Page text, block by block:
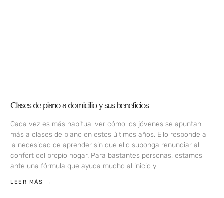
Clases de piano a domicilio y sus beneficios
Cada vez es más habitual ver cómo los jóvenes se apuntan
más a clases de piano en estos últimos años. Ello responde a
la necesidad de aprender sin que ello suponga renunciar al
confort del propio hogar. Para bastantes personas, estamos
ante una fórmula que ayuda mucho al inicio y
LEER MÁS →